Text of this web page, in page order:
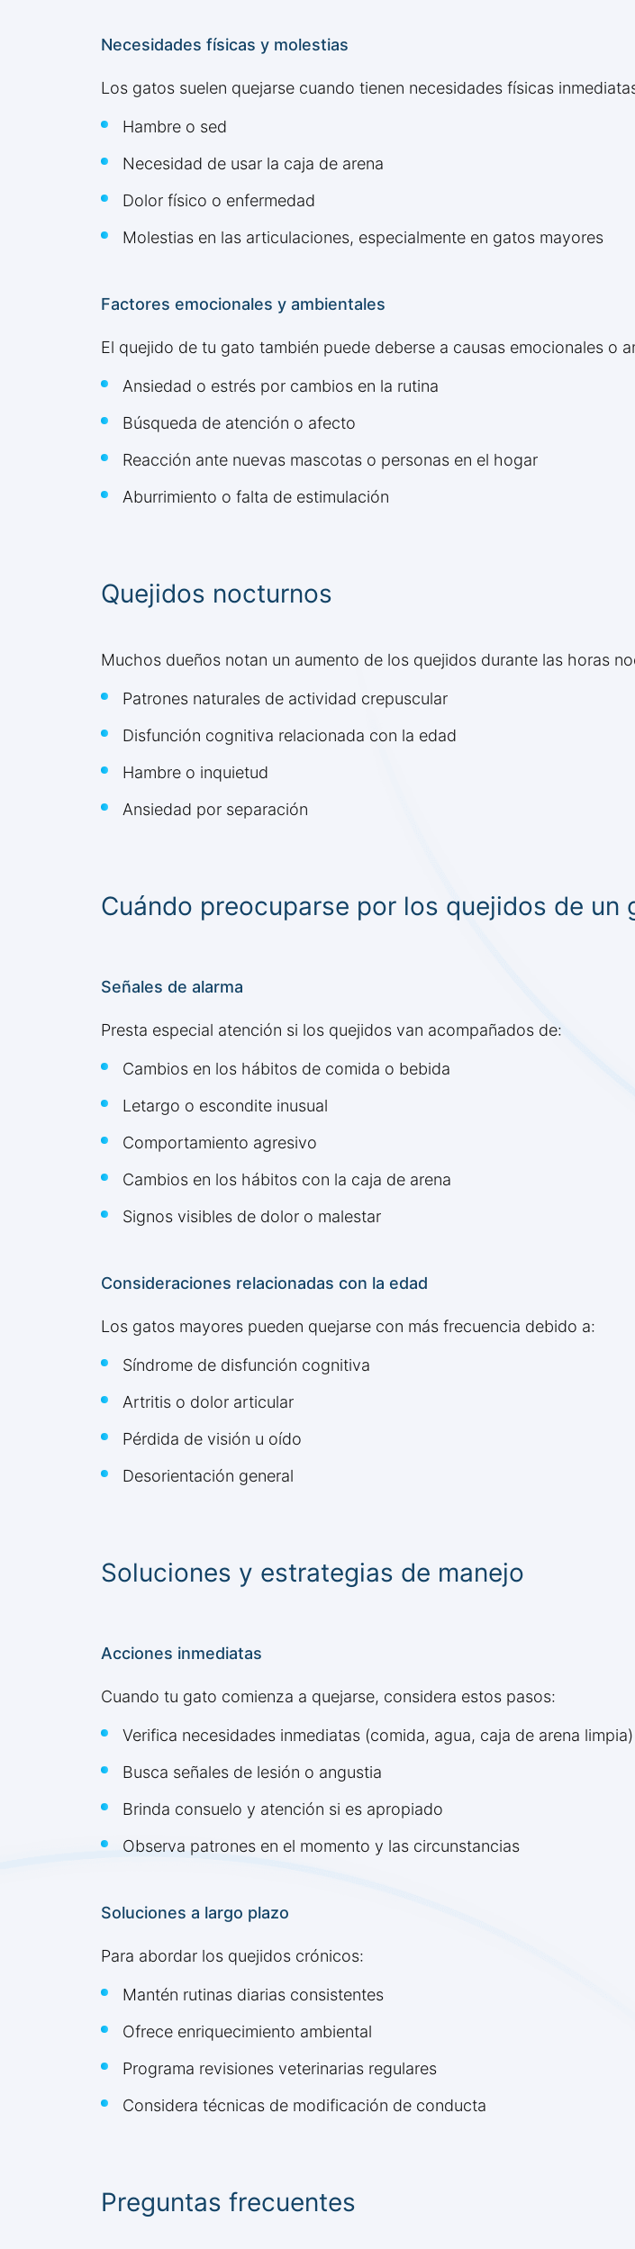
Necesidades físicas y molestias
Los gatos suelen quejarse cuando tienen necesidades físicas
Hambre o sed
Necesidad de usar la caja de arena
Dolor físico o enfermedad
Molestias en las articulaciones, especialmente en gatos mayores
Factores emocionales y ambientales
El quejido de tu gato también puede deberse a causas emocionales o
Ansiedad o estrés por cambios en la rutina
Búsqueda de atención o afecto
Reacción ante nuevas mascotas o personas en el hogar
Aburrimiento o falta de estimulación
Quejidos nocturnos
Muchos dueños notan un aumento de los quejidos durante las horas
Patrones naturales de actividad crepuscular
Disfunción cognitiva relacionada con la edad
Hambre o inquietud
Ansiedad por separación
Cuándo preocuparse por los quejidos de un
Señales de alarma
Presta especial atención si los quejidos van acompañados de:
Cambios en los hábitos de comida o bebida
Letargo o escondite inusual
Comportamiento agresivo
Cambios en los hábitos con la caja de arena
Signos visibles de dolor o malestar
Consideraciones relacionadas con la edad
Los gatos mayores pueden quejarse con más frecuencia debido a:
Síndrome de disfunción cognitiva
Artritis o dolor articular
Pérdida de visión u oído
Desorientación general
Soluciones y estrategias de manejo
Acciones inmediatas
Cuando tu gato comienza a quejarse, considera estos pasos:
Verifica necesidades inmediatas (comida, agua, caja de arena limpia)
Busca señales de lesión o angustia
Brinda consuelo y atención si es apropiado
Observa patrones en el momento y las circunstancias
Soluciones a largo plazo
Para abordar los quejidos crónicos:
Mantén rutinas diarias consistentes
Ofrece enriquecimiento ambiental
Programa revisiones veterinarias regulares
Considera técnicas de modificación de conducta
Preguntas frecuentes